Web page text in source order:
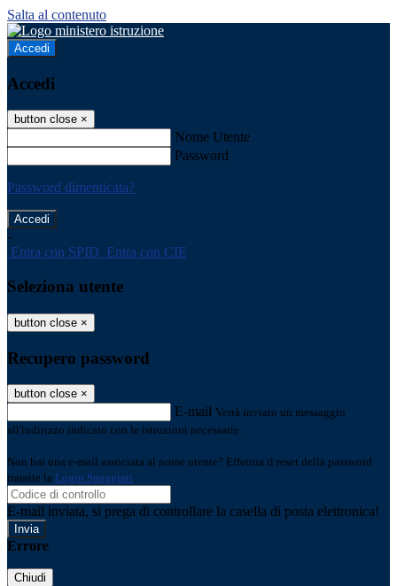
Salta al contenuto
Accedi
Accedi
button close ×
Nome Utente
Password
Password dimenticata?
-
Entra con SPID Entra con CIE
Seleziona utente
button close ×
Recupero password
button close ×
E-mail Verrà inviato un messaggio
all'indirizzo indicato con le istruzioni necessarie.
Non hai una e-mail associata al nome utente? Effettua il reset della password
tramite la Login Spaggiari
E-mail inviata, si prega di controllare la casella di posta elettronica!
Errore
Chiudi